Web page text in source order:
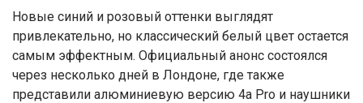
Новые синий и розовый оттенки выглядят
привлекательно, но классический белый цвет остается
самым эффектным. Официальный анонс состоялся
через несколько дней в Лондоне, где также
представили алюминиевую версию 4a Pro и наушники